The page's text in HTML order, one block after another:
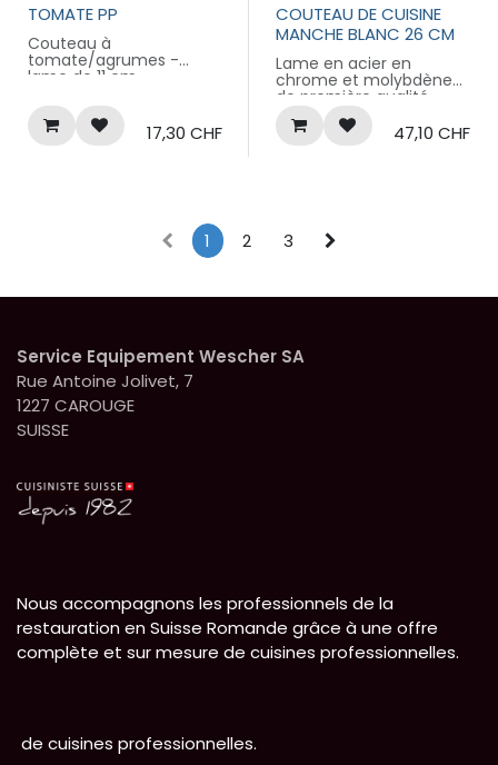
TOMATE PP
Couteau à
tomate/agrumes -
lame de 11 cm -
manche plastique noir à
virole
Produit labellisé 17,30 CHF
COUTEAU DE CUISINE
MANCHE BLANC 26 CM
Lame en acier en
chrome et molybdène
de première qualité
Lame trempée sous vide
pour une meilleure
tenue de coupe
47,10 CHF
1 2 3
Service Equipement Wescher SA
Rue Antoine Jolivet, 7
1227 CAROUGE
SUISSE
Nous accompagnons les professionnels de la
restauration en Suisse Romande grâce à une offre
complète et sur mesure de cuisines professionnelles.
de cuisines professionnelles.